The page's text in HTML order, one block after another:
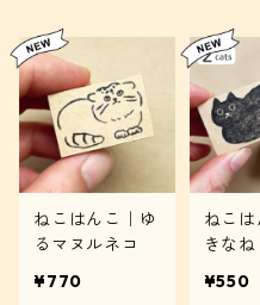
ねこはんこ｜ゆ
るマヌルネコ
¥770
ねこ
きなね
¥550